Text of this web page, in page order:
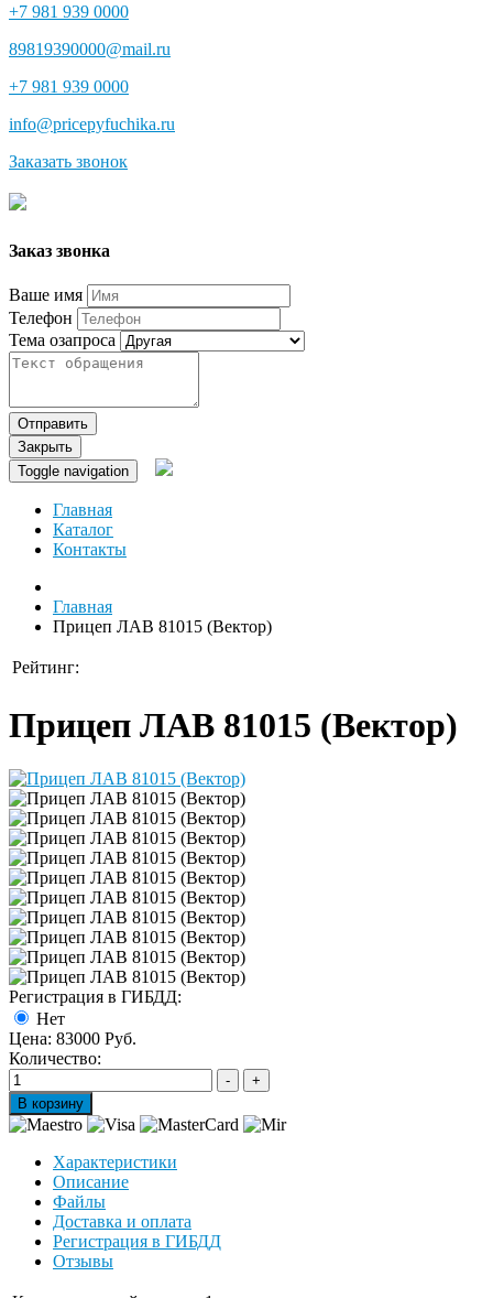
+7 981 939 0000
89819390000@mail.ru
+7 981 939 0000
info@pricepyfuchika.ru
Заказать звонок
Заказ звонка
Ваше имя
Телефон
Тема озапроса
Отправить
Закрыть
Toggle navigation
Главная
Каталог
Контакты
Главная
Прицеп ЛАВ 81015 (Вектор)
Рейтинг:
Прицеп ЛАВ 81015 (Вектор)
Регистрация в ГИБДД:
Нет
Цена: 83000 Руб.
Количество:
Характеристики
Описание
Файлы
Доставка и оплата
Регистрация в ГИБДД
Отзывы